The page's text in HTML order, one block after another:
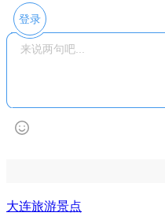
登录
大连旅游景点